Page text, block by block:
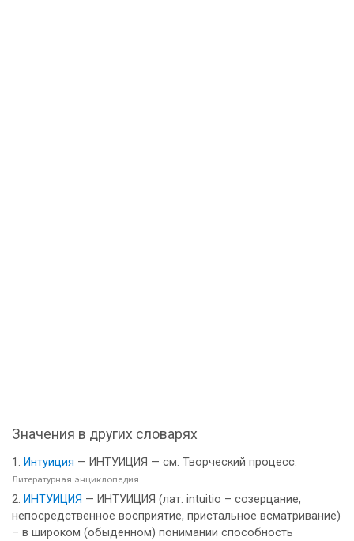
Значения в других словарях
Интуиция — ИНТУИЦИЯ — см. Творческий процесс.
Литературная энциклопедия
ИНТУИЦИЯ — ИНТУИЦИЯ (лат. intuitio – созерцание,
непосредственное восприятие, пристальное всматривание)
– в широком (обыденном) понимании способность